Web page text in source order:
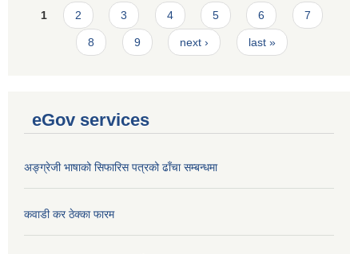
Pages
1 2 3 4 5 6 7
8 9 next › last »
eGov services
अङ्ग्रेजी भाषाको सिफारिस पत्रको ढाँचा सम्बन्धमा
कवाडी कर ठेक्का फारम